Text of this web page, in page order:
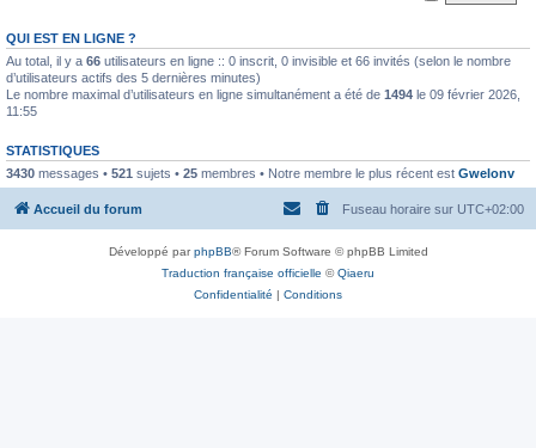
QUI EST EN LIGNE ?
Au total, il y a 66 utilisateurs en ligne :: 0 inscrit, 0 invisible et 66 invités (selon le nombre
d’utilisateurs actifs des 5 dernières minutes)
Le nombre maximal d’utilisateurs en ligne simultanément a été de 1494 le 09 février 2026,
11:55
STATISTIQUES
3430 messages • 521 sujets • 25 membres • Notre membre le plus récent est Gwelonv
Accueil du forum Fuseau horaire sur UTC+02:00
Développé parphpBB® Forum Software © phpBB Limited
Traduction française officielle ©Qiaeru
Confidentialité | Conditions